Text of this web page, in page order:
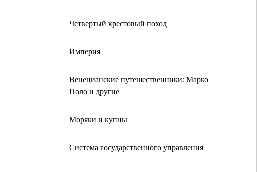
Четвертый крестовый поход
Империя
Венецианские путешественники: Марко
Поло и другие
Моряки и купцы
Система государственного управления